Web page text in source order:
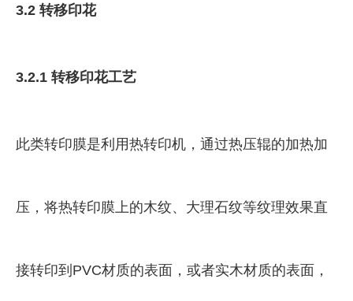
3.2 转移印花
3.2.1 转移印花工艺
此类转印膜是利用热转印机，通过热压辊的加热加
压，将热转印膜上的木纹、大理石纹等纹理效果直
接转印到PVC材质的表面，或者实木材质的表面，